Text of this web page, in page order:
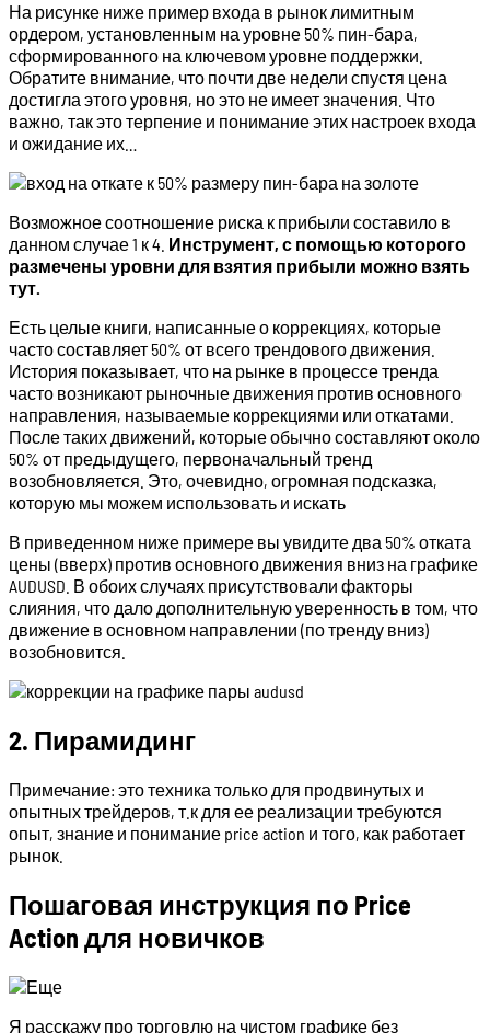
На рисунке ниже пример входа в рынок лимитным
ордером, установленным на уровне 50% пин-бара,
сформированного на ключевом уровне поддержки.
Обратите внимание, что почти две недели спустя цена
достигла этого уровня, но это не имеет значения. Что
важно, так это терпение и понимание этих настроек входа
и ожидание их…
Возможное соотношение риска к прибыли составило в
данном случае 1 к 4. Инструмент, с помощью которого
размечены уровни для взятия прибыли можно взять
тут.
Есть целые книги, написанные о коррекциях, которые
часто составляет 50% от всего трендового движения.
История показывает, что на рынке в процессе тренда
часто возникают рыночные движения против основного
направления, называемые коррекциями или откатами.
После таких движений, которые обычно составляют около
50% от предыдущего, первоначальный тренд
возобновляется. Это, очевидно, огромная подсказка,
которую мы можем использовать и искать
В приведенном ниже примере вы увидите два 50% отката
цены (вверх) против основного движения вниз на графике
AUDUSD. В обоих случаях присутствовали факторы
слияния, что дало дополнительную уверенность в том, что
движение в основном направлении (по тренду вниз)
возобновится.
2. Пирамидинг
Примечание: это техника только для продвинутых и
опытных трейдеров, т.к для ее реализации требуются
опыт, знание и понимание price action и того, как работает
рынок.
Пошаговая инструкция по Price
Action для новичков
Я расскажу про торговлю на чистом графике без